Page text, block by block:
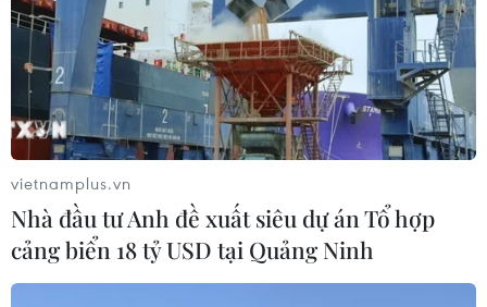
vietnamplus.vn
Nhà đầu tư Anh đề xuất siêu dự án Tổ hợp
cảng biển 18 tỷ USD tại Quảng Ninh